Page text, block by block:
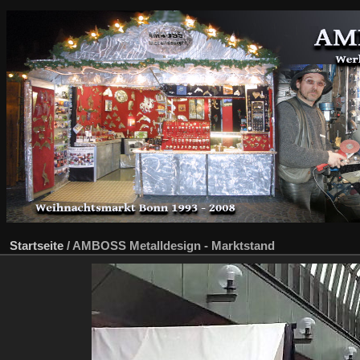
Startseite / AMBOSS Metalldesign - Marktstand